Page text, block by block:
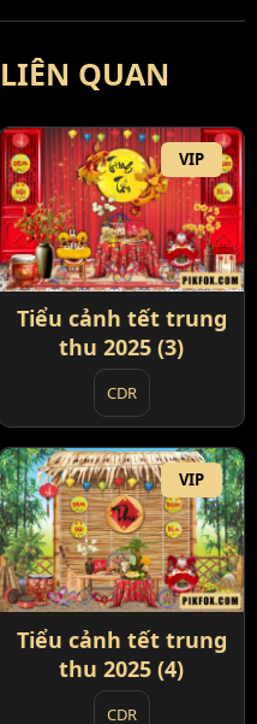
QUAN
VIP
Tiểu cảnh tết trung
thu 2025 (3)
CDR
VIP
Tiểu cảnh tết trung
thu 2025 (4)
CDR